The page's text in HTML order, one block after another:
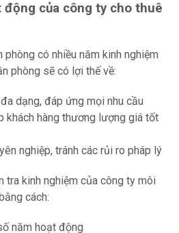
động của công ty cho thuê
có nhiều năm kinh nghiệm
phòng sẽ có lợi thế về:
dạng, đáp ứng mọi nhu cầu
khách hàng thương lượng giá tốt
nghiệp, tránh các rủi ro pháp lý
tra kinh nghiệm của công ty môi
cách:
năm hoạt động